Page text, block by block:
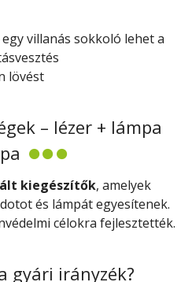
villanás sokkoló lehet a
lövést
– lézer + lámpa
kiegészítők, amelyek
és lámpát egyesítenek.
célokra fejlesztették.
gyári irányzék?